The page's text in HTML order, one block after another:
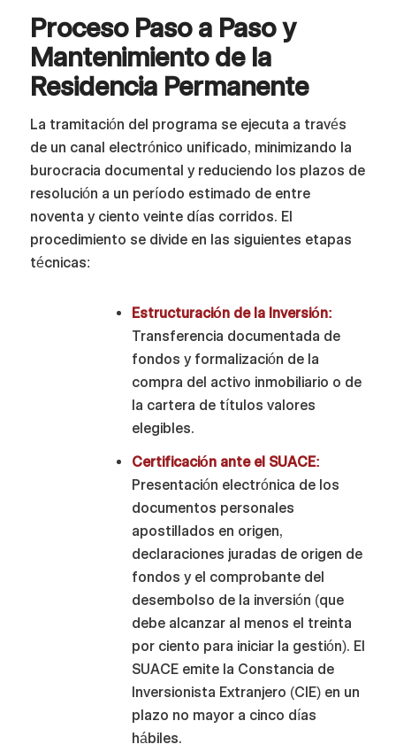
Proceso Paso a Paso y
Mantenimiento de la
Residencia Permanente
La tramitación del programa se ejecuta a través
de un canal electrónico unificado, minimizando la
burocracia documental y reduciendo los plazos de
resolución a un período estimado de entre
noventa y ciento veinte días corridos. El
procedimiento se divide en las siguientes etapas
técnicas:
Estructuración de la Inversión:
Transferencia documentada de
fondos y formalización de la
compra del activo inmobiliario o de
la cartera de títulos valores
elegibles.
Certificación ante el SUACE:
Presentación electrónica de los
documentos personales
apostillados en origen,
declaraciones juradas de origen de
fondos y el comprobante del
desembolso de la inversión (que
debe alcanzar al menos el treinta
por ciento para iniciar la gestión). El
SUACE emite la Constancia de
Inversionista Extranjero (CIE) en un
plazo no mayor a cinco días
hábiles.